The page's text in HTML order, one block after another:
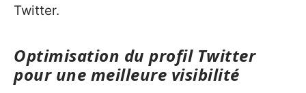
Twitter.
Optimisation du profil Twitter
pour une meilleure visibilité